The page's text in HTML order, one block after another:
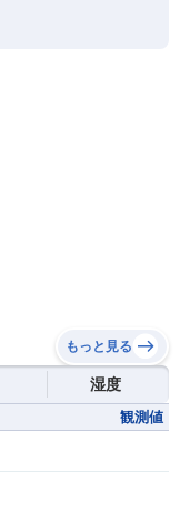
もっと見る
湿度
観測値